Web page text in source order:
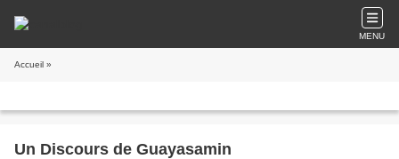
MENU
Accueil »
Un Discours de Guayasamin